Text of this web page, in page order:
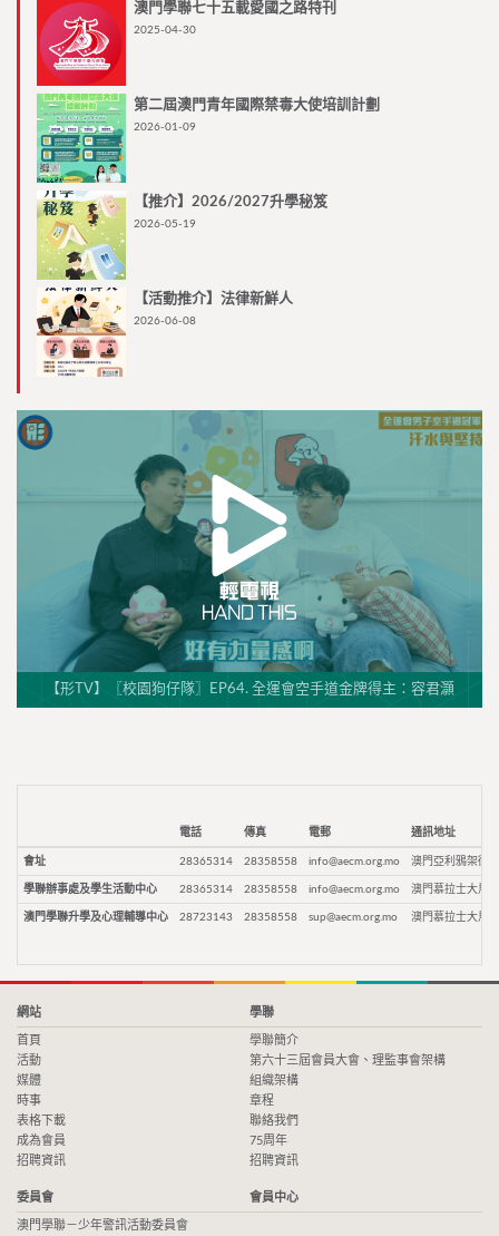
澳門學聯七十五載愛國之路特刊
2025-04-30
第二屆澳門青年國際禁毒大使培訓計劃
2026-01-09
【推介】2026/2027升學秘笈
2026-05-19
【活動推介】法律新鮮人
2026-06-08
【形TV】〖校園狗仔隊〗EP64. 全運會空手道金牌得主：容君灝
電話 傳真 電郵 通訊地址
會址 28365314 28358558 info@aecm.org.mo 澳門亞利鴉架街9
學聯辦事處及學生活動中心 28365314 28358558 info@aecm.org.mo 澳門慕拉士大馬
澳門學聯升學及心理輔導中心 28723143 28358558 sup@aecm.org.mo 澳門慕拉士大馬
網站
首頁
活動
媒體
時事
表格下載
成為會員
招聘資訊
學聯
學聯簡介
第六十三屆會員大會、理監事會架構
組織架構
章程
聯絡我們
75周年
招聘資訊
委員會
澳門學聯－少年警訊活動委員會
會員中心